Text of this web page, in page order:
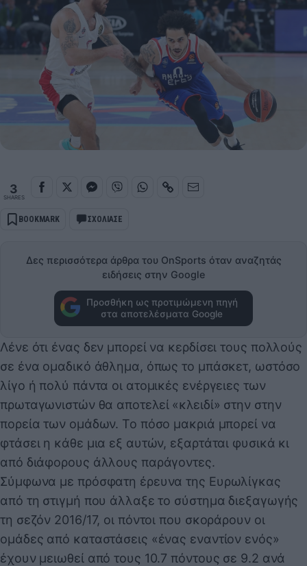
3
SHARES
BOOKMARK ΣΧΟΛΙΑΣΕ
Δες περισσότερα άρθρα του OnSports όταν αναζητάς
ειδήσεις στην Google
Προσθήκη ως προτιμώμενη πηγή
στα αποτελέσματα Google
Λένε ότι ένας δεν μπορεί να κερδίσει τους πολλούς
σε ένα ομαδικό άθλημα, όπως το μπάσκετ, ωστόσο
λίγο ή πολύ πάντα οι ατομικές ενέργειες των
πρωταγωνιστών θα αποτελεί «κλειδί» στην στην
πορεία των ομάδων. Το πόσο μακριά μπορεί να
φτάσει η κάθε μια εξ αυτών, εξαρτάται φυσικά κι
από διάφορους άλλους παράγοντες.
Σύμφωνα με πρόσφατη έρευνα της Ευρωλίγκας
από τη στιγμή που άλλαξε το σύστημα διεξαγωγής
τη σεζόν 2016/17, οι πόντοι που σκοράρουν οι
ομάδες από καταστάσεις «ένας εναντίον ενός»
έχουν μειωθεί από τους 10.7 πόντους σε 9.2 ανά